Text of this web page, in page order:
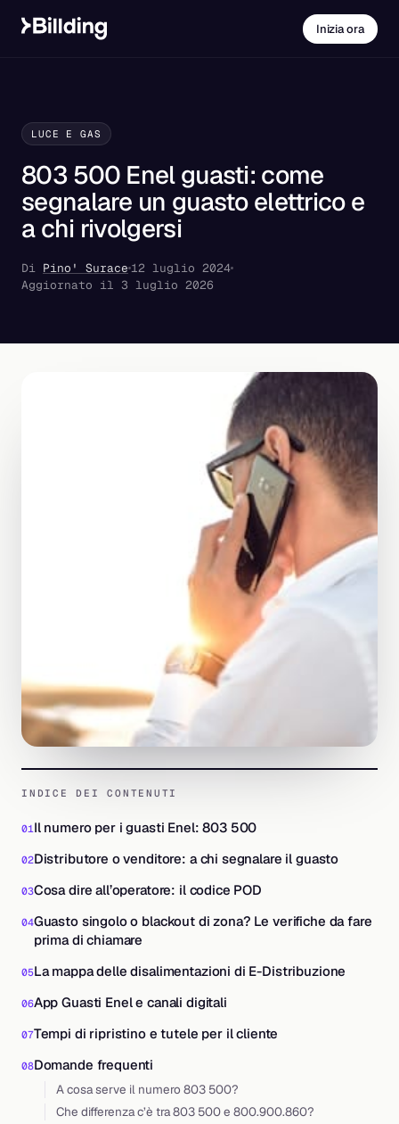
Inizia ora
LUCE E GAS
803 500 Enel guasti: come
segnalare un guasto elettrico e
a chi rivolgersi
Di Pino' Surace 12 luglio 2024
Aggiornato il 3 luglio 2026
INDICE DEI CONTENUTI
Il numero per i guasti Enel: 803 500
Distributore o venditore: a chi segnalare il guasto
Cosa dire all’operatore: il codice POD
Guasto singolo o blackout di zona? Le verifiche da fare
prima di chiamare
La mappa delle disalimentazioni di E-Distribuzione
App Guasti Enel e canali digitali
Tempi di ripristino e tutele per il cliente
Domande frequenti
A cosa serve il numero 803 500?
Che differenza c’è tra 803 500 e 800.900.860?